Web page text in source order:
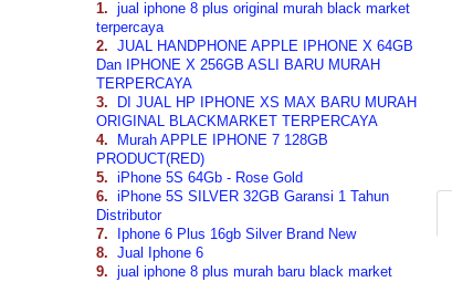
1.
jual iphone 8 plus original murah black market
terpercaya
2.
JUAL HANDPHONE APPLE IPHONE X 64GB
Dan IPHONE X 256GB ASLI BARU MURAH
TERPERCAYA
3.
DI JUAL HP IPHONE XS MAX BARU MURAH
ORIGINAL BLACKMARKET TERPERCAYA
4.
Murah APPLE IPHONE 7 128GB
PRODUCT(RED)
5.
iPhone 5S 64Gb - Rose Gold
6.
iPhone 5S SILVER 32GB Garansi 1 Tahun
Distributor
7.
Iphone 6 Plus 16gb Silver Brand New
8.
Jual Iphone 6
9.
jual iphone 8 plus murah baru black market